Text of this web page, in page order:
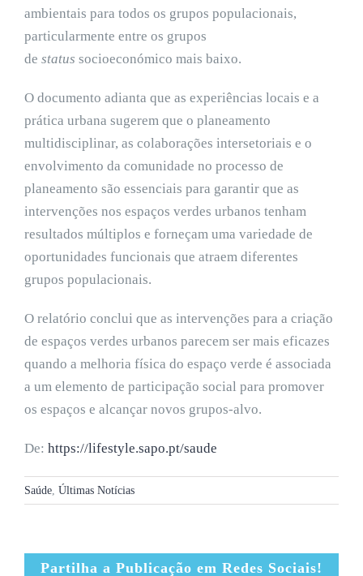
ambientais para todos os grupos populacionais,
particularmente entre os grupos
de status socioeconómico mais baixo.
O documento adianta que as experiências locais e a
prática urbana sugerem que o planeamento
multidisciplinar, as colaborações intersetoriais e o
envolvimento da comunidade no processo de
planeamento são essenciais para garantir que as
intervenções nos espaços verdes urbanos tenham
resultados múltiplos e forneçam uma variedade de
oportunidades funcionais que atraem diferentes
grupos populacionais.
O relatório conclui que as intervenções para a criação
de espaços verdes urbanos parecem ser mais eficazes
quando a melhoria física do espaço verde é associada
a um elemento de participação social para promover
os espaços e alcançar novos grupos-alvo.
De: https://lifestyle.sapo.pt/saude
Saúde Últimas Notícias
Partilha a Publicação em Redes Sociais!